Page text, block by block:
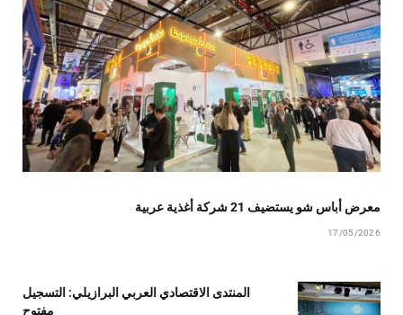
معرض أباس شو يستضيف 21 شركة أغذية عربية
17/05/2026
المنتدى الاقتصادي العربي البرازيلي: التسجيل
مفتوح